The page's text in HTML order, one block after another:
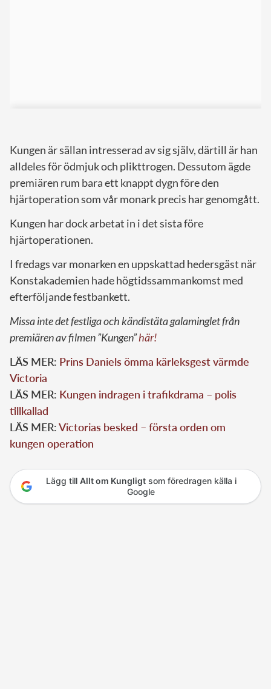
Kungen är sällan intresserad av sig själv, därtill är han
alldeles för ödmjuk och plikttrogen. Dessutom ägde
premiären rum bara ett knappt dygn före den
hjärtoperation som vår monark precis har genomgått.
Kungen har dock arbetat in i det sista före
hjärtoperationen.
I fredags var monarken en uppskattad hedersgäst när
Konstakademien hade högtidssammankomst med
efterföljande festbankett.
Missa inte det festliga och kändistäta galaminglet från
premiären av filmen ”Kungen”här!
LÄS MER: Prins Daniels ömma kärleksgest värmde
Victoria
LÄS MER: Kungen indragen i trafikdrama – polis
tillkallad
LÄS MER:Victorias besked – första orden om
kungen operation
Lägg till Allt om Kungligtsom föredragen källa i
Google